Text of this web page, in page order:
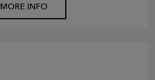
MORE INFO